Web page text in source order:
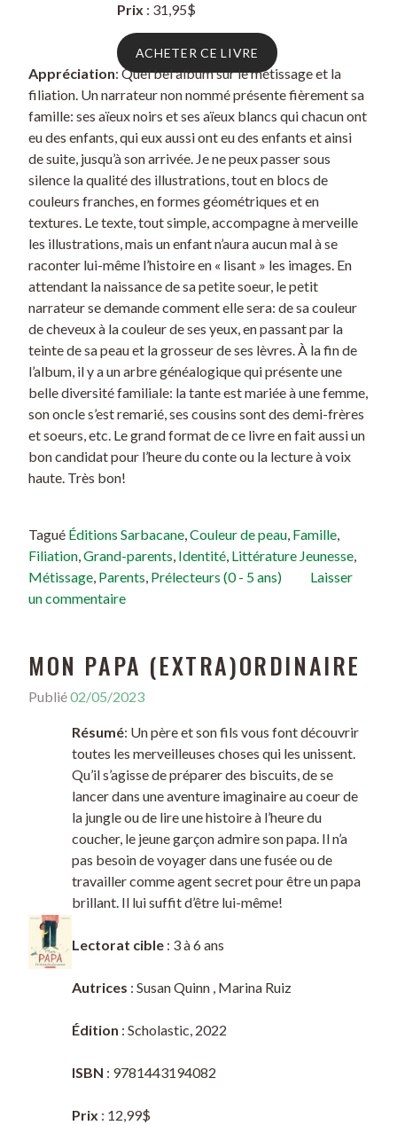
Prix : 31,95$
ACHETER CE LIVRE
Appréciation: Quel bel album sur le métissage et la
filiation. Un narrateur non nommé présente fièrement sa
famille: ses aïeux noirs et ses aïeux blancs qui chacun ont
eu des enfants, qui eux aussi ont eu des enfants et ainsi
de suite, jusqu’à son arrivée. Je ne peux passer sous
silence la qualité des illustrations, tout en blocs de
couleurs franches, en formes géométriques et en
textures. Le texte, tout simple, accompagne à merveille
les illustrations, mais un enfant n’aura aucun mal à se
raconter lui-même l’histoire en « lisant » les images. En
attendant la naissance de sa petite soeur, le petit
narrateur se demande comment elle sera: de sa couleur
de cheveux à la couleur de ses yeux, en passant par la
teinte de sa peau et la grosseur de ses lèvres. À la fin de
l’album, il y a un arbre généalogique qui présente une
belle diversité familiale: la tante est mariée à une femme,
son oncle s’est remarié, ses cousins sont des demi-frères
et soeurs, etc. Le grand format de ce livre en fait aussi un
bon candidat pour l’heure du conte ou la lecture à voix
haute. Très bon!
Tagué Éditions Sarbacane,Couleur de peau, Famille,
Filiation,Grand-parents, Identité, Littérature Jeunesse,
Métissage, Parents, Prélecteurs (0 - 5 ans)
Laisser
un commentaire
MON PAPA (EXTRA)ORDINAIRE
Publié02/05/2023
Résumé: Un père et son fils vous font découvrir
toutes les merveilleuses choses qui les unissent.
Qu’il s’agisse de préparer des biscuits, de se
lancer dans une aventure imaginaire au coeur de
la jungle ou de lire une histoire à l’heure du
coucher, le jeune garçon admire son papa. Il n’a
pas besoin de voyager dans une fusée ou de
travailler comme agent secret pour être un papa
brillant. Il lui suffit d’être lui-même!
Lectorat cible: 3 à 6 ans
Autrices : Susan Quinn , Marina Ruiz
Édition : Scholastic, 2022
ISBN : 9781443194082
Prix : 12,99$